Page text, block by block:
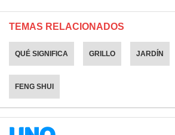
TEMAS RELACIONADOS
QUÉ SIGNIFICA GRILLO JARDÍN
FENG SHUI